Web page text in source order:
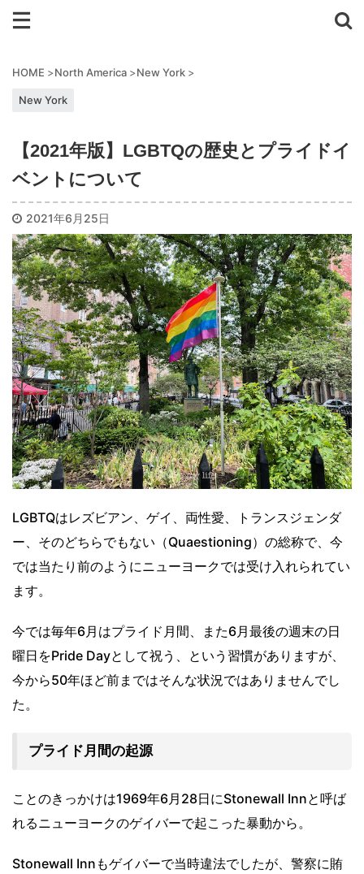
HOME >North America >New York >
New York
【2021年版】LGBTQの歴史とプライドイ
ベントについて
2021年6月25日
LGBTQはレズビアン、ゲイ、両性愛、トランスジェンダ
ー、そのどちらでもない（Quaestioning）の総称で、今
では当たり前のようにニューヨークでは受け入れられてい
ます。
今では毎年6月はプライド月間、また6月最後の週末の日
曜日をPride Dayとして祝う、という習慣がありますが、
今から50年ほど前まではそんな状況ではありませんでし
た。
プライド月間の起源
ことのきっかけは1969年6月28日にStonewall Innと呼ば
れるニューヨークのゲイバーで起こった暴動から。
Stonewall Innもゲイバーで当時違法でしたが、警察に賄